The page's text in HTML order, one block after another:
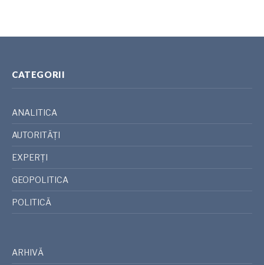
CATEGORII
ANALITICA
AUTORITĂȚI
EXPERȚI
GEOPOLITICA
POLITICĂ
ARHIVĂ